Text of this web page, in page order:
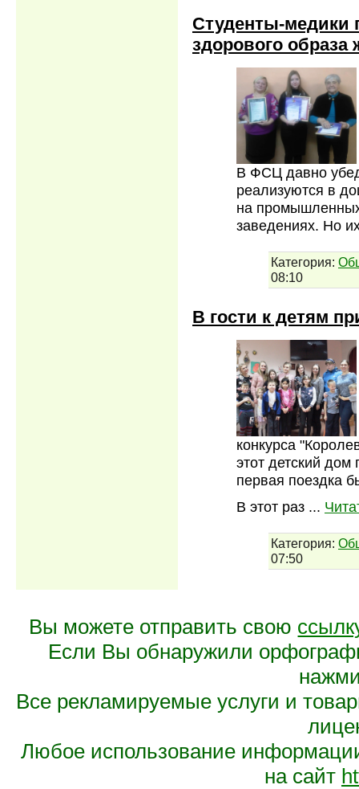
Студенты-медики
здорового образа
В ФСЦ давно
реализуются в
на
заведениях. Но
Категория:
08:10
В гости к детям
конкурса
этот детский дом
первая поездка
В этот раз ...
Категория:
07:50
Вы можете отправить свою
Если Вы обнаружили
Все рекламируемые услуги и
Любое использование
на сайт